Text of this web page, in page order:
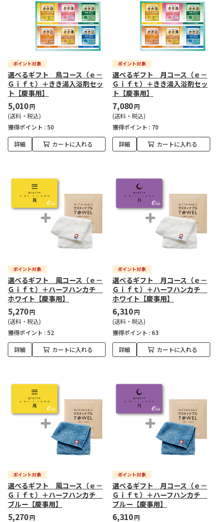
選べるギフト 鳥コース（ｅ－
Ｇｉｆｔ）＋きき湯入浴剤セッ
ト【慶事用】
5,010円
(送料・税込)
獲得ポイント : 50
詳細 カートに入れる
選べるギフト 月コース（ｅ－
Ｇｉｆｔ）＋きき湯入浴剤セッ
ト【慶事用】
7,080円
(送料・税込)
獲得ポイント : 70
詳細 カートに入れる
選べるギフト 風コース（ｅ－
Ｇｉｆｔ）＋ハーフハンカチ
ホワイト【慶事用】
5,270円
(送料・税込)
獲得ポイント : 52
詳細 カートに入れる
選べるギフト 月コース（ｅ－
Ｇｉｆｔ）＋ハーフハンカチ
ホワイト【慶事用】
6,310円
(送料・税込)
獲得ポイント : 63
詳細 カートに入れる
選べるギフト 風コース（ｅ－
Ｇｉｆｔ）＋ハーフハンカチ
ブルー【慶事用】
5,270円
選べるギフト 月コース（ｅ－
Ｇｉｆｔ）＋ハーフハンカチ
ブルー【慶事用】
6,310円